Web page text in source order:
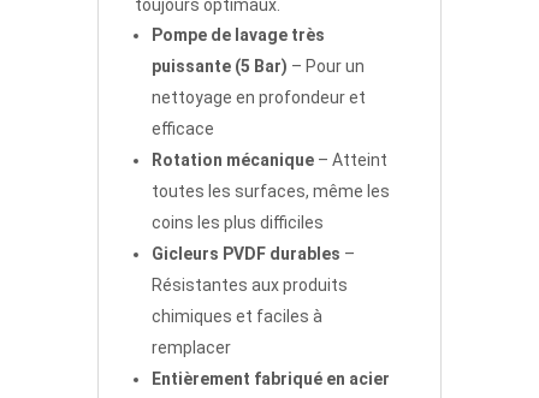
toujours optimaux.
Pompe de lavage très
puissante (5 Bar) – Pour un
nettoyage en profondeur et
efficace
Rotation mécanique– Atteint
toutes les surfaces, même les
coins les plus difficiles
Gicleurs PVDF durables –
Résistantes aux produits
chimiques et faciles à
remplacer
Entièrement fabriqué en acier